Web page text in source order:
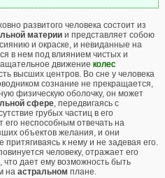
развитого человека состоит из
материи и представляет собою
и окраске, и невиданные на
в нем под влиянием чистых и
движение колес
высших центров. Во сне у человека
сознание не прекращается,
физическую оболочку, он может
сфере, передвигаясь с
грубых частиц в его
его неспособным отвечать на
объектов желания, и они
притягиваясь к нему и не задевая его.
человеку, отражает его
дает ему возможность быть
на астральном плане.